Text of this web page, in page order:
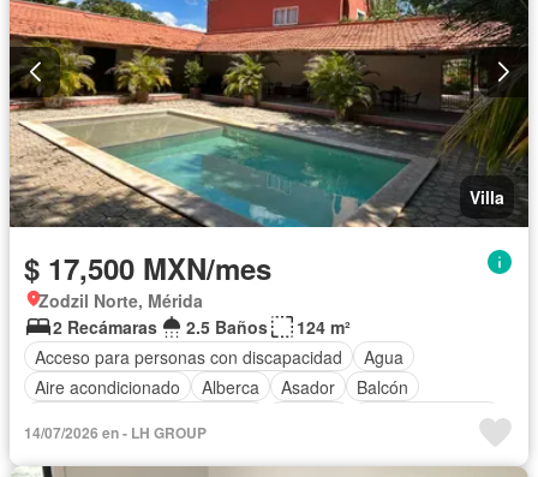
Zonas verdes
Permite mascotas
Permite niños
Completamente amueblado
Villa
$ 17,500 MXN/mes
Zodzil Norte, Mérida
2 Recámaras
2.5 Baños
124 m²
Acceso para personas con discapacidad
Agua
Aire acondicionado
Alberca Asador
Balcón
Cocina equipada
Cocina integral
Cuarto de Limpieza
14/07/2026 en - LH GROUP